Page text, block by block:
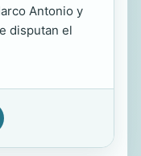
Antonio y
disputan el